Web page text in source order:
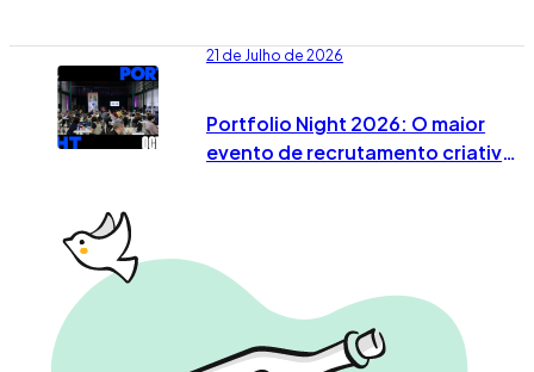
21 de Julho de 2026
Portfolio Night 2026: O maior
evento de recrutamento criativo